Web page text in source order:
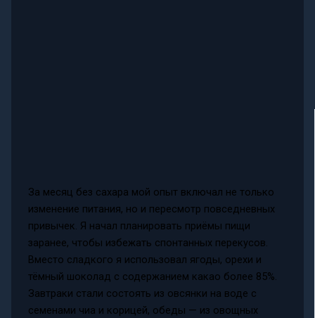
За месяц без сахара мой опыт включал не только
изменение питания, но и пересмотр повседневных
привычек. Я начал планировать приёмы пищи
заранее, чтобы избежать спонтанных перекусов.
Вместо сладкого я использовал ягоды, орехи и
тёмный шоколад с содержанием какао более 85%.
Завтраки стали состоять из овсянки на воде с
семенами чиа и корицей, обеды — из овощных